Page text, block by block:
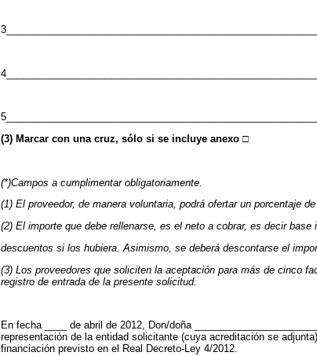
(3) Marcar con una cruz, sólo si se incluye anexo □
(*)Campos a cumplimentar obligatoriamente.
(1) El proveedor, de manera voluntaria, podrá ofertar un porcentaje
(2) El importe que debe rellenarse, es el neto a cobrar, es decir
descuentos si los hubiera. Asimismo, se deberá descontarse el
(3) Los proveedores que soliciten la aceptación para más de cinco
registro de entrada de la presente solicitud.
En fecha ____ de abril de 2012, Don/doña
representación de la entidad solicitante (cuya acreditación se
financiación previsto en el Real Decreto-Ley 4/2012.